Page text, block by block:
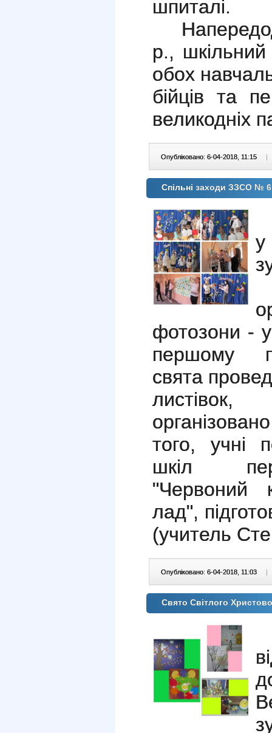
шпиталі.
р., шкільний
обох
бійців та
великодніх
Опубліковано: 6-04-2018, 11:15 |
Спільні заходи ЗЗСО №
фотозони - у
першому
свята
того, учні
шкіл
"Червоний
лад",
(учитель
Опубліковано: 6-04-2018, 11:03 |
Свято Світлого